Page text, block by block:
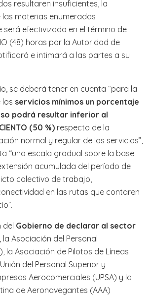
resultaren insuficientes, la
materias enumeradas
será efectivizada en el término de
(48) horas por la Autoridad de
e intimará a las partes a su
se deberá tener en cuenta “para la
los servicios mínimos un porcentaje
podrá resultar inferior al
(50 %) respecto de la
normal y regular de los servicios”,
“una escala gradual sobre la base
acumulada del período de
colectivo de trabajo,
en las rutas que contaren
del Gobierno de declarar al sector
, la Asociación del Personal
la Asociación de Pilotos de Líneas
del Personal Superior y
Aerocomerciales (UPSA) y la
de Aeronavegantes (AAA)